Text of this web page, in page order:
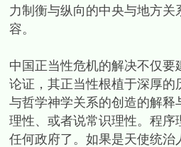
力制衡与纵向的中央与地方
容。
中国正当性危机的解决不仅
论证，其正当性根植于深厚
与哲学神学关系的创造的解
理性、或者说常识理性。程
任何政府了。如果是天使统